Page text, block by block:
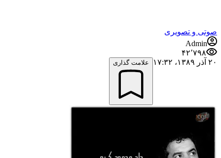
صوتی و تصویری
Admin
۴۲٬۷۹۸
۲۰ آذر ۱۳۸۹،‏ ۱۷:۳۲
علامت گذاری